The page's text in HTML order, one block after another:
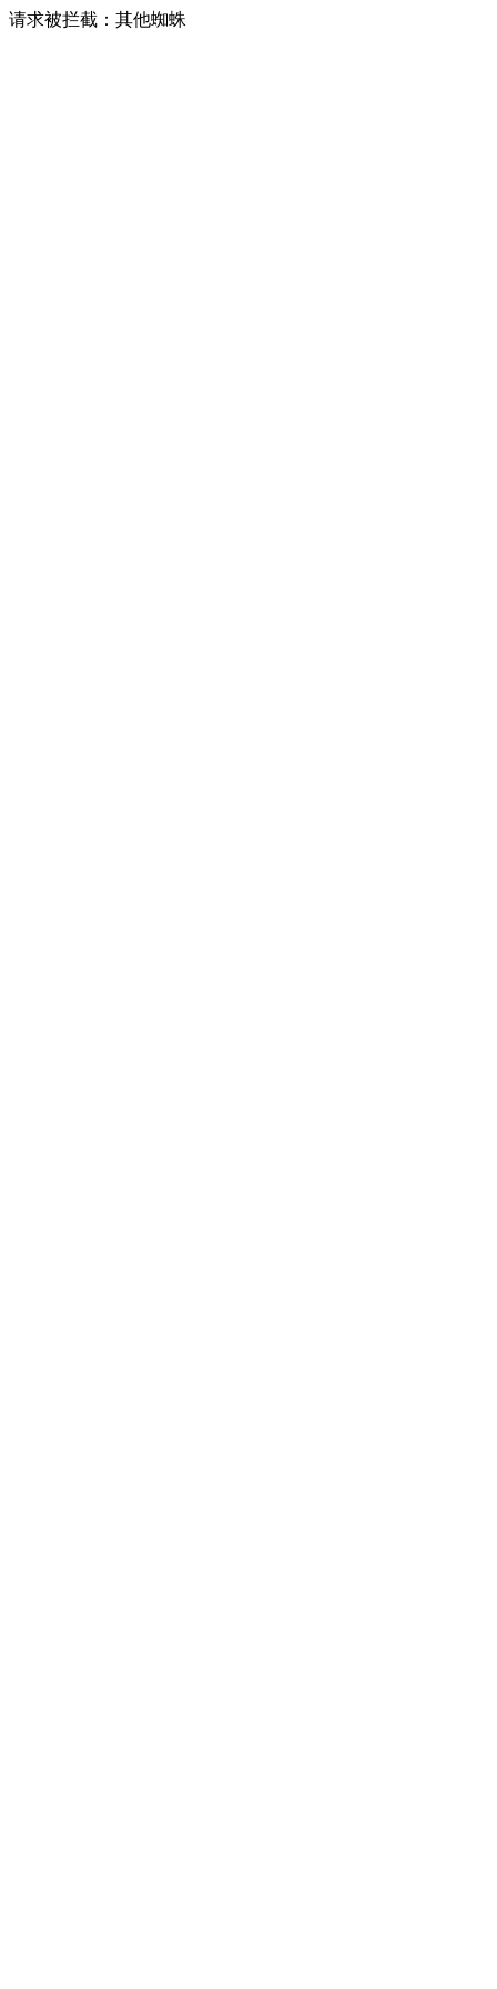
请求被拦截：其他蜘蛛